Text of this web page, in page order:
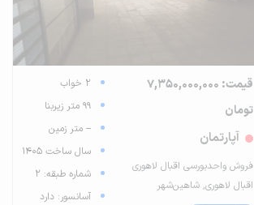
قیمت: 7,350,000,000
تومان
آپارتمان
فروش واحدبورسی اقبال لاهوری
اقبال لاهوری, شاهین‌شهر
2 خواب
99 متر زیربنا
-- متر زمین
سال ساخت 1405
شماره طبقه: 2
آسانسور: دارد